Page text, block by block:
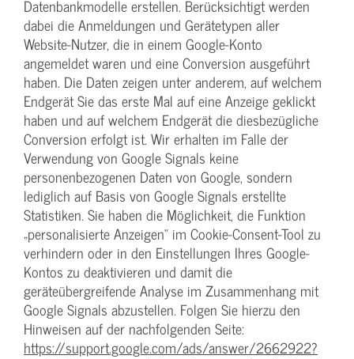
Datenbankmodelle erstellen. Berücksichtigt werden
dabei die Anmeldungen und Gerätetypen aller
Website-Nutzer, die in einem Google-Konto
angemeldet waren und eine Conversion ausgeführt
haben. Die Daten zeigen unter anderem, auf welchem
Endgerät Sie das erste Mal auf eine Anzeige geklickt
haben und auf welchem Endgerät die diesbezügliche
Conversion erfolgt ist. Wir erhalten im Falle der
Verwendung von Google Signals keine
personenbezogenen Daten von Google, sondern
lediglich auf Basis von Google Signals erstellte
Statistiken. Sie haben die Möglichkeit, die Funktion
„personalisierte Anzeigen“ im Cookie-Consent-Tool zu
verhindern oder in den Einstellungen Ihres Google-
Kontos zu deaktivieren und damit die
geräteübergreifende Analyse im Zusammenhang mit
Google Signals abzustellen. Folgen Sie hierzu den
Hinweisen auf der nachfolgenden Seite:
https://support.google.com/ads/answer/2662922?